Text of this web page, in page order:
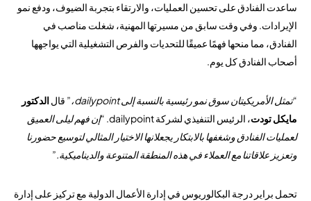
ساعدت الفنادق على تحسين العمليات، والارتقاء بتجربة الضيوف، ودفع نمو
الإيرادات. وفي وقت سابق من مسيرتها المهنية، شغلت مناصب في
الفنادق، مما منحها فهمًا عميقًا للتحديات والفرص التشغيلية التي يواجهها
أصحاب الفنادق كل يوم.
“تمثل الأمريكيتان سوق نمو رئيسية بالنسبة إلى dailypoint، ” قالالدكتور
مايكل تودت، الرئيس التنفيذي لشركة dailypoint. “
إن فهم ليلى العميق
لعمليات الفنادق وشغفها بالابتكار يجعلانها الاختيار المثالي لتوسيع حضورنا
وتعزيز علاقاتنا مع العملاء في هذه المنطقة المتنوعة والديناميكية.”
تحمل براير درجة البكالوريوس في إدارة الأعمال الدولية مع تركيز على إدارة